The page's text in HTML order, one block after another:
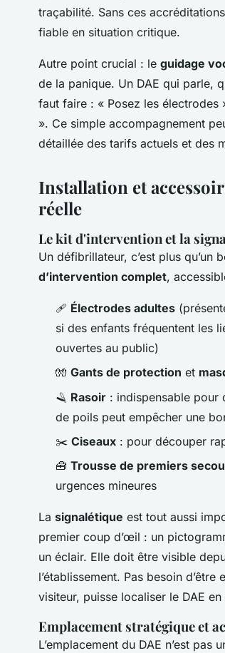
traçabilité. Sans ces
fiable en situation critique.
Autre point crucial : le guidage
de la panique. Un DAE qui parle,
faut faire : « Posez les
». Ce simple accompagnement
détaillée des tarifs actuels et des
Installation et
réelle
Le kit d'intervention et la
Un défibrillateur, c’est plus qu’un
d’intervention complet,
🩹 Électrodes adultes
si des enfants fréquentent les
ouvertes au public)
🧤 Gants de protection et
🪒 Rasoir : indispensable pour
de poils peut empêcher une
✂️ Ciseaux : pour découper
🧰 Trousse de premiers
urgences mineures
La signalétique est tout aussi
premier coup d’œil : un
un éclair. Elle doit être visible
l’établissement. Pas besoin
visiteur, puisse localiser le DAE
Emplacement stratégique et
L’emplacement du DAE n’est